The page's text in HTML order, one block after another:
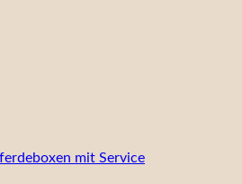
von Pferden!
mit Service